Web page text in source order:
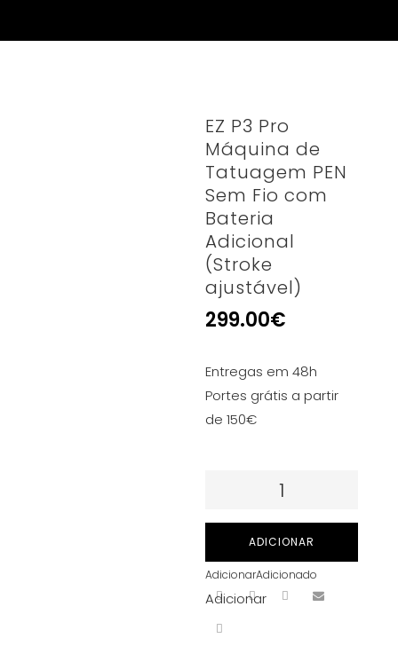
EZ P3 Pro
Máquina de
Tatuagem PEN
Sem Fio com
Bateria
Adicional
(Stroke
ajustável)
299.00€
Entregas em 48h
Portes grátis a partir
de 150€
Quantidade
Pro
Máquina
de
ADICIONAR
AdicionarAdicionado
Adicionar